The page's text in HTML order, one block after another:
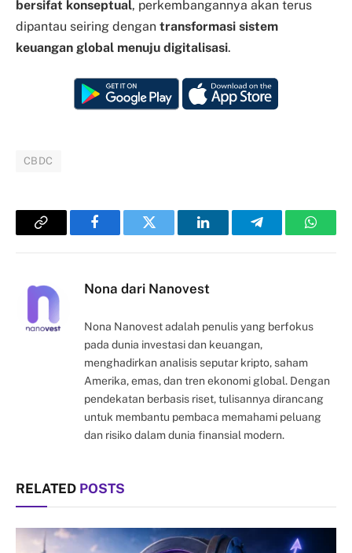
bersifat konseptual, perkembangannya akan terus
dipantau seiring dengan transformasi sistem
keuangan global menuju digitalisasi.
CBDC
Copy
FacebookTwitter LinkedInTelegram
Nona dari Nanovest
Nona Nanovest adalah penulis yang berfokus
pada dunia investasi dan keuangan,
menghadirkan analisis seputar kripto, saham
Amerika, emas, dan tren ekonomi global. Dengan
pendekatan berbasis riset, tulisannya dirancang
untuk membantu pembaca memahami peluang
dan risiko dalam dunia finansial modern.
RELATED POSTS